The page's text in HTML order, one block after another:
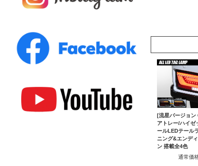
[流星バージョン
アトレー/ハイゼ
ールLEDテール
ニング&エンデ
ン 搭載全4色
通常価